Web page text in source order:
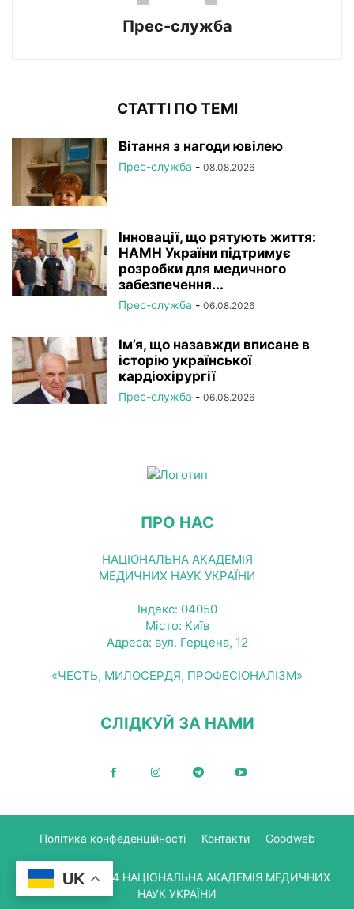
Прес-служба
СТАТТІ ПО ТЕМІ
Вітання з нагоди ювілею
Прес-служба - 08.08.2026
Інновації, що рятують життя:
НАМН України підтримує
розробки для медичного
забезпечення...
Прес-служба - 06.08.2026
Ім’я, що назавжди вписане в
історію української
кардіохірургії
Прес-служба - 06.08.2026
ПРО НАС
НАЦІОНАЛЬНА АКАДЕМІЯ
МЕДИЧНИХ НАУК УКРАЇНИ
Індекс: 04050
Місто: Київ
Адреса: вул. Герцена, 12
«ЧЕСТЬ, МИЛОСЕРДЯ, ПРОФЕСІОНАЛІЗМ»
СЛІДКУЙ ЗА НАМИ
Політика конфеденційності Контакти Goodweb
© Copyright 2024 НАЦІОНАЛЬНА АКАДЕМІЯ МЕДИЧНИХ
НАУК УКРАЇНИ
UK